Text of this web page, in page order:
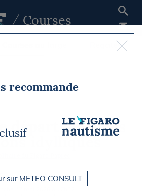
Courses
Régates
départ dans des
idylliques
Par Le Figaro Nautisme
recommande
sur METEO CONSULT